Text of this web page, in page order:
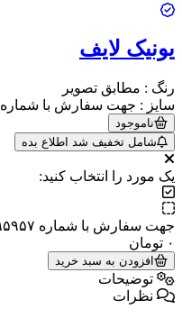
یونیک لایف
رنگ : مطابق تصویر
سایز : جهت سفارش با شماره ۰۹۱۱۳۳۹۵۹۵۷ تماس بگیرید
ناموجود
شامل تخفیف شد اطلاع بده
یک مورد را انتخاب کنید:
جهت سفارش با شماره ۰۹۱۱۳۳۹۵۹۵۷ تماس بگیرید
۰ تومان
افزودن به سبد خرید
توضیحات
نظرات